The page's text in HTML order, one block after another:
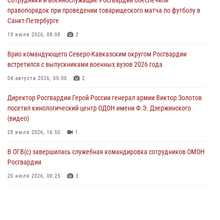
исполнилось 20 лет
08 августа 2026, 07:00
Росгвардейцы обеспечили безопасность «Поезда Победы» в
08 августа 2026, 07:00
В Москве росгвардейцы оказали помощь медикам и девушке с
08 августа 2026, 06:32 1
правопорядок при проведении товарищеского матча по футболу в
Санкт-Петербурге
13 июля 2026, 08:08 2
Врио командующего Северо-Кавказским округом Росгвардии
встретился с выпускниками военных вузов 2026 года
04 августа 2026, 05:00 2
Директор Росгвардии Герой России генерал армии Виктор Золотов
посетил кинологический центр ОДОН имени Ф.Э. Дзержинского
(видео)
28 июля 2026, 16:50 1
В ОГВ(с) завершилась служебная командировка сотрудников ОМОН
Росгвардии
20 июля 2026, 09:25 3